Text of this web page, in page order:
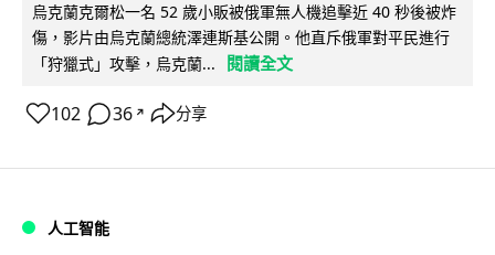
烏克蘭克爾松一名 52 歲小販被俄軍無人機追擊近 40 秒後被炸
傷，影片由烏克蘭總統澤連斯基公開。他直斥俄軍對平民進行
「狩獵式」攻擊，烏克蘭...
閱讀全文
102 36 ↗ 分享
人工智能